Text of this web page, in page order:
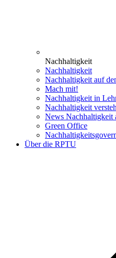
Nachhaltigkeit
Nachhaltigkeit
Nachhaltigkeit auf
Mach mit!
Nachhaltigkeit in
Nachhaltigkeit
News Nachhaltigkeit
Green Office
Über die RPTU